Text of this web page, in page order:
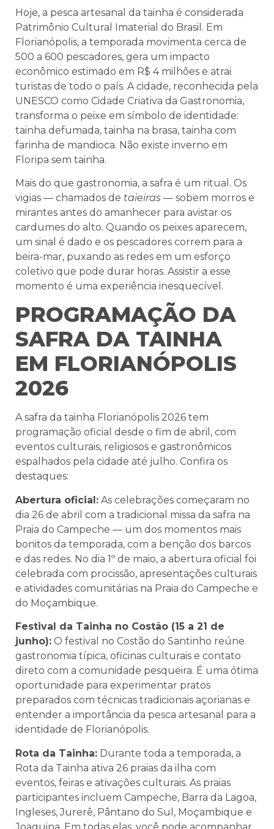
Hoje, a pesca artesanal da tainha é considerada
Patrimônio Cultural Imaterial do Brasil. Em
Florianópolis, a temporada movimenta cerca de
500 a 600 pescadores, gera um impacto
econômico estimado em R$ 4 milhões e atrai
turistas de todo o país. A cidade, reconhecida pela
UNESCO como Cidade Criativa da Gastronomia,
transforma o peixe em símbolo de identidade:
tainha defumada, tainha na brasa, tainha com
farinha de mandioca. Não existe inverno em
Floripa sem tainha.
Mais do que gastronomia, a safra é um ritual. Os
vigias — chamados de taieiras — sobem morros e
mirantes antes do amanhecer para avistar os
cardumes do alto. Quando os peixes aparecem,
um sinal é dado e os pescadores correm para a
beira-mar, puxando as redes em um esforço
coletivo que pode durar horas. Assistir a esse
momento é uma experiência inesquecível.
PROGRAMAÇÃO DA
SAFRA DA TAINHA
EM FLORIANÓPOLIS
2026
A safra da tainha Florianópolis 2026 tem
programação oficial desde o fim de abril, com
eventos culturais, religiosos e gastronômicos
espalhados pela cidade até julho. Confira os
destaques:
Abertura oficial: As celebrações começaram no
dia 26 de abril com a tradicional missa da safra na
Praia do Campeche — um dos momentos mais
bonitos da temporada, com a benção dos barcos
e das redes. No dia 1º de maio, a abertura oficial foi
celebrada com procissão, apresentações culturais
e atividades comunitárias na Praia do Campeche e
do Moçambique.
Festival da Tainha no Costão (15 a 21 de
junho): O festival no Costão do Santinho reúne
gastronomia típica, oficinas culturais e contato
direto com a comunidade pesqueira. É uma ótima
oportunidade para experimentar pratos
preparados com técnicas tradicionais açorianas e
entender a importância da pesca artesanal para a
identidade de Florianópolis.
Rota da Tainha: Durante toda a temporada, a
Rota da Tainha ativa 26 praias da ilha com
eventos, feiras e ativações culturais. As praias
participantes incluem Campeche, Barra da Lagoa,
Ingleses, Jurerê, Pântano do Sul, Moçambique e
Joaquina. Em todas elas, você pode acompanhar